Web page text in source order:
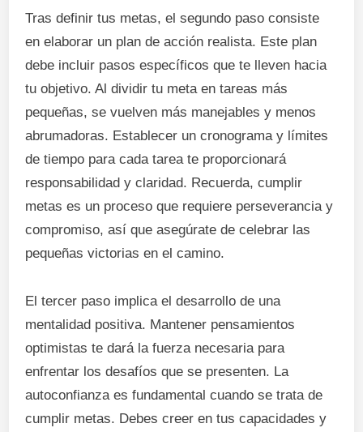
Tras definir tus metas, el segundo paso consiste
en elaborar un plan de acción realista. Este plan
debe incluir pasos específicos que te lleven hacia
tu objetivo. Al dividir tu meta en tareas más
pequeñas, se vuelven más manejables y menos
abrumadoras. Establecer un cronograma y límites
de tiempo para cada tarea te proporcionará
responsabilidad y claridad. Recuerda, cumplir
metas es un proceso que requiere perseverancia y
compromiso, así que asegúrate de celebrar las
pequeñas victorias en el camino.
El tercer paso implica el desarrollo de una
mentalidad positiva. Mantener pensamientos
optimistas te dará la fuerza necesaria para
enfrentar los desafíos que se presenten. La
autoconfianza es fundamental cuando se trata de
cumplir metas. Debes creer en tus capacidades y